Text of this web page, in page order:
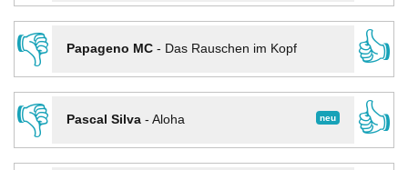
👎
Papageno MC- Das Rauschen im Kopf
👍
👎
neu
Pascal Silva- Aloha
👍